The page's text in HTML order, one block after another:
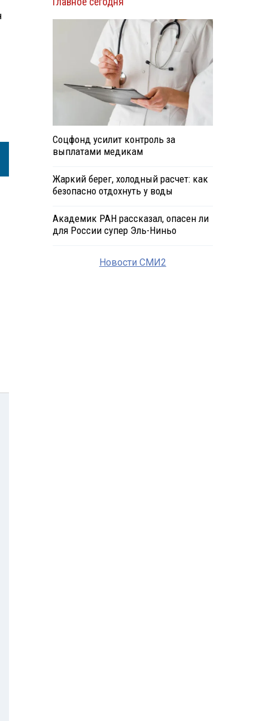
Соцфонд усилит контроль за
выплатами медикам
Жаркий берег, холодный расчет: как
безопасно отдохнуть у воды
Академик РАН рассказал, опасен ли
для России супер Эль-Ниньо
Новости СМИ2